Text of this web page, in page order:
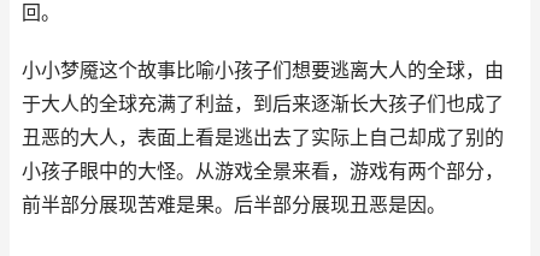
回。
小小梦魇这个故事比喻小孩子们想要逃离大人的全球，由
于大人的全球充满了利益，到后来逐渐长大孩子们也成了
丑恶的大人，表面上看是逃出去了实际上自己却成了别的
小孩子眼中的大怪。从游戏全景来看，游戏有两个部分，
前半部分展现苦难是果。后半部分展现丑恶是因。